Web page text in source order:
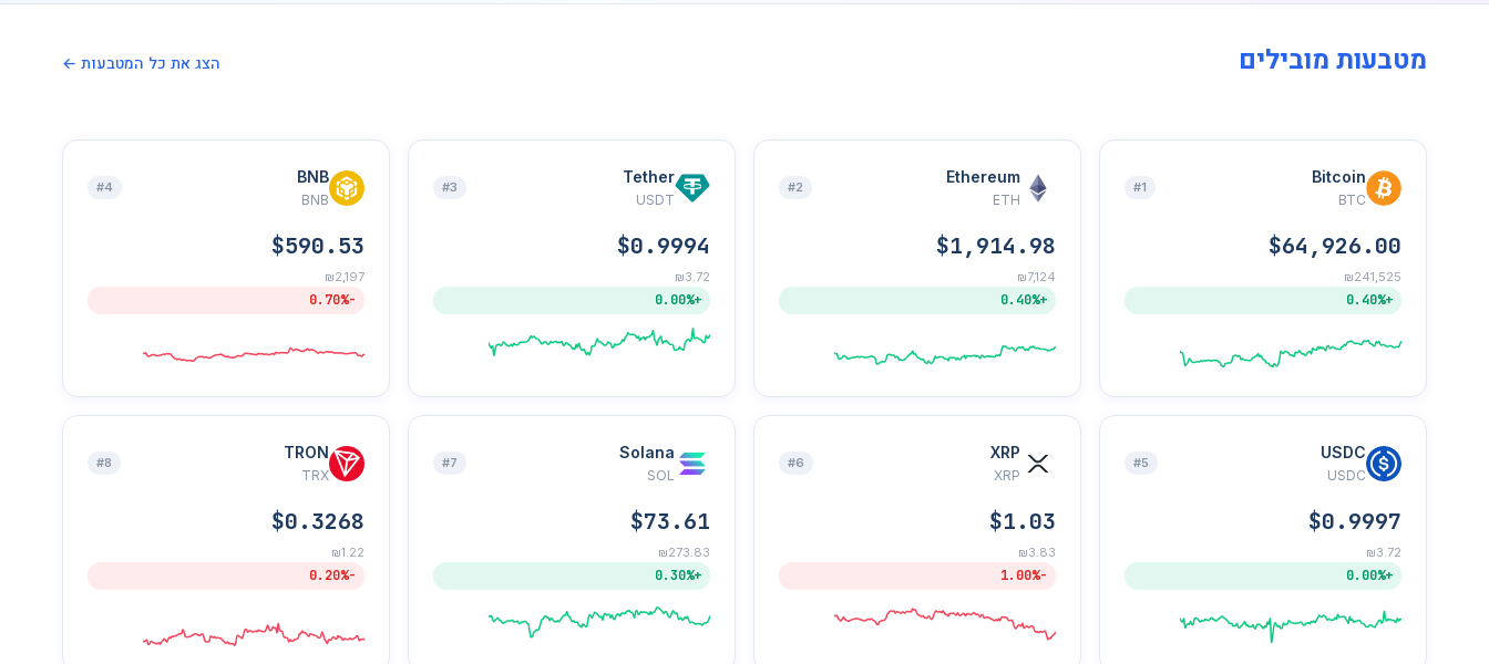
מטבעות מובילים הצג את כל המטבעות ←
Bitcoin
BTC
#1
$64,926.00
₪241,525
+0.40%
Ethereum
ETH
#2
$1,914.98
₪7,124
+0.40%
Tether
USDT
#3
$0.9994
₪3.72
+0.00%
BNB
BNB
#4
$590.53
₪2,197
-0.70%
USDC
USDC
#5
$0.9997
₪3.72
+0.00%
XRP
XRP
#6
$1.03
₪3.83
-1.00%
Solana
SOL
#7
$73.61
₪273.83
+0.30%
TRON
TRX
#8
$0.3268
₪1.22
-0.20%